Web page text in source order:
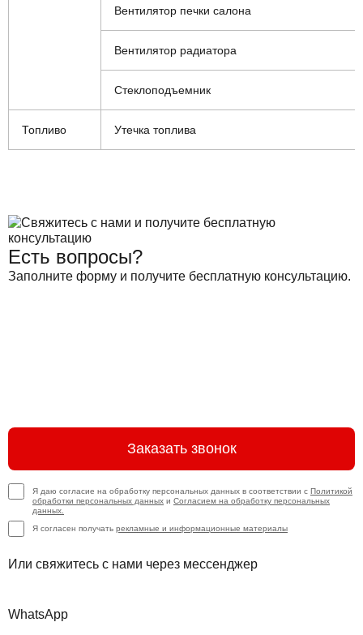
Вентилятор печки салона
Вентилятор радиатора
Стеклоподъемник
Топливо Утечка топлива
Есть вопросы?
Заполните форму и получите бесплатную консультацию.
Заказать звонок
Я даю согласие на обработку персональных данных в соответствии с Политикой
обработки персональных данных и Согласием на обработку персональных
данных.
Я согласен получать рекламные и информационные материалы
Или свяжитесь с нами через мессенджер
WhatsApp